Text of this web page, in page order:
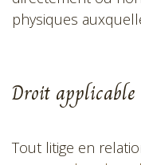
physiques
Droit
Tout litige en